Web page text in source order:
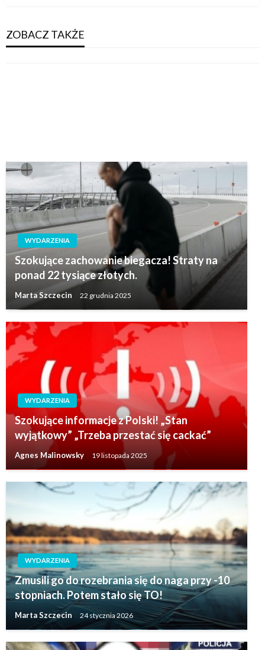
ZOBACZ TAKŻE
WYDARZENIA
Szokujące zachowanie biegacza! Straty na
ponad 22 tysiące złotych.
Marta Szczecin 22 grudnia 2025
WYDARZENIA
Szokujące informacje z Polski! „Stan
wyjątkowy” „Trzeba przestać się cackać”
Agnes Malinowsky 19 listopada 2025
WYDARZENIA
Zmusili go do rozebrania się do naga przy -10
stopniach. Potem stało się TO!
Marta Szczecin 24 stycznia 2026